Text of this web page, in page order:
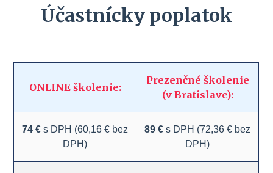
Účastnícky poplatok
ONLINE školenie:
Prezenčné školenie
(v Bratislave):
74 €s DPH (60,16 € bez
DPH)
89 € s DPH (72,36 € bez
DPH)